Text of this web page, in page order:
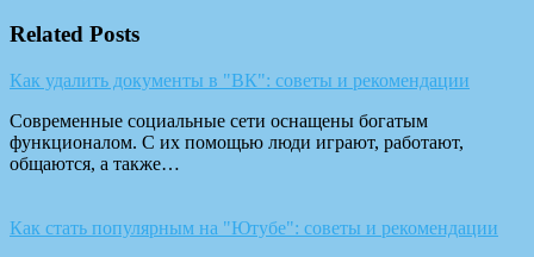
Related Posts
Как удалить документы в "ВК": советы и рекомендации
Современные социальные сети оснащены богатым
функционалом. С их помощью люди играют, работают,
общаются, а также…
Как стать популярным на "Ютубе": советы и рекомендации